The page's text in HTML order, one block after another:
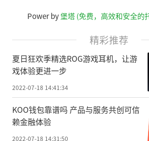
Power by堡塔 (免费，高效和安全的
精彩推荐
夏日狂欢季精选ROG游戏耳机，让游
戏体验更进一步
2022-07-18 14:41:34
KOO钱包靠谱吗 产品与服务共创可信
赖金融体验
2022-07-18 14:31:50